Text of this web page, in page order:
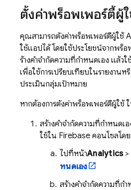
ตั้งค่าพร็อพเพอร์ตี้ผู้
คุณสามารถตั้งค่าพร็อพเพอร์ตี้ผู้ใช้
ใช้แอปได้ โดยใช้ประโยชน์จากพร็อ
ร้างคําจํากัดความที่กําหนดเอง แล้ว
เพื่อใช้การเปรียบเทียบในรายงาน
ประเมินกลุ่มเป้าหมาย
หากต้องการตั้งค่าพร็อพเพอร์ตี้ผู้ใช้
สร้างคําจํากัดความที่กําหนดเ
ใช้ใน Firebase คอนโซลโด
ไปที่หน้าAnalytics>
หนดเอง
สร้างคำจำกัดความที่ก